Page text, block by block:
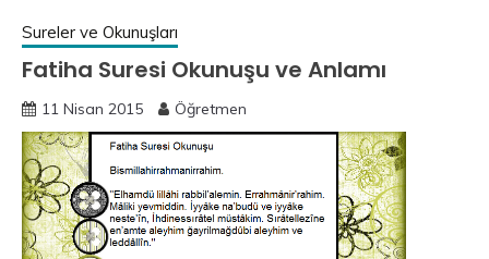
Sureler ve Okunuşları
Fatiha Suresi Okunuşu ve Anlamı
11 Nisan 2015 Öğretmen